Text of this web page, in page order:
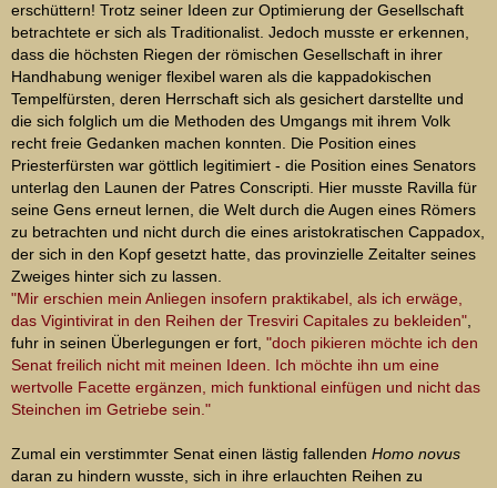
erschüttern! Trotz seiner Ideen zur Optimierung der Gesellschaft
betrachtete er sich als Traditionalist. Jedoch musste er erkennen,
dass die höchsten Riegen der römischen Gesellschaft in ihrer
Handhabung weniger flexibel waren als die kappadokischen
Tempelfürsten, deren Herrschaft sich als gesichert darstellte und
die sich folglich um die Methoden des Umgangs mit ihrem Volk
recht freie Gedanken machen konnten. Die Position eines
Priesterfürsten war göttlich legitimiert - die Position eines Senators
unterlag den Launen der Patres Conscripti. Hier musste Ravilla für
seine Gens erneut lernen, die Welt durch die Augen eines Römers
zu betrachten und nicht durch die eines aristokratischen Cappadox,
der sich in den Kopf gesetzt hatte, das provinzielle Zeitalter seines
Zweiges hinter sich zu lassen.
"Mir erschien mein Anliegen insofern praktikabel, als ich erwäge,
das Vigintivirat in den Reihen der Tresviri Capitales zu bekleiden"
fuhr in seinen Überlegungen er fort, "doch pikieren möchte ich den
Senat freilich nicht mit meinen Ideen. Ich möchte ihn um eine
wertvolle Facette ergänzen, mich funktional einfügen und nicht das
Steinchen im Getriebe sein."
Zumal ein verstimmter Senat einen lästig fallenden Homo novus
daran zu hindern wusste, sich in ihre erlauchten Reihen zu